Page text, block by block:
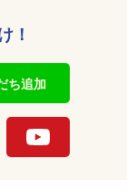
！
ち追加